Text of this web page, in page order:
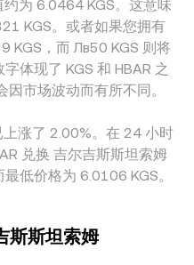
转账、托管地址解锁或再分
HBAR/KGS 的即时
conversion rate。
际报价路径中，HBAR 通常
到 KGS；若 USDT 相对法币
，这些“基差”会层层传导进
一定程度上收敛价差，但受
上确认与合规审查等摩擦，
为 6.0464 KGS。这意味
KGS。或者如果您拥有
KGS，而 Лв50 KGS 则将
体现了 KGS 和 HBAR 之
市场波动而有所不同。
涨了 2.00%。在 24 小时
兑换 吉尔吉斯斯坦索姆
低价格为 6.0106 KGS。
斯斯坦索姆